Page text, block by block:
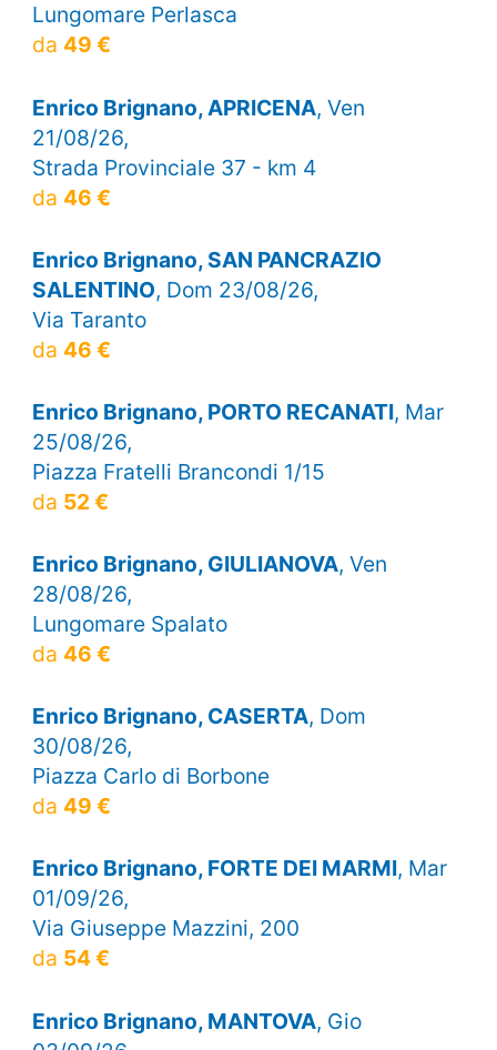
Lungomare Perlasca
da 49 €
Enrico Brignano, APRICENA, Ven
21/08/26,
Strada Provinciale 37 - km 4
da 46 €
Enrico Brignano, SAN PANCRAZIO
SALENTINO, Dom 23/08/26,
Via Taranto
da 46 €
Enrico Brignano, PORTO RECANATI, Mar
25/08/26,
Piazza Fratelli Brancondi 1/15
da 52 €
Enrico Brignano, GIULIANOVA, Ven
28/08/26,
Lungomare Spalato
da 46 €
Enrico Brignano, CASERTA, Dom
30/08/26,
Piazza Carlo di Borbone
da 49 €
Enrico Brignano, FORTE DEI MARMI, Mar
01/09/26,
Via Giuseppe Mazzini, 200
da 54 €
Enrico Brignano, MANTOVA, Gio